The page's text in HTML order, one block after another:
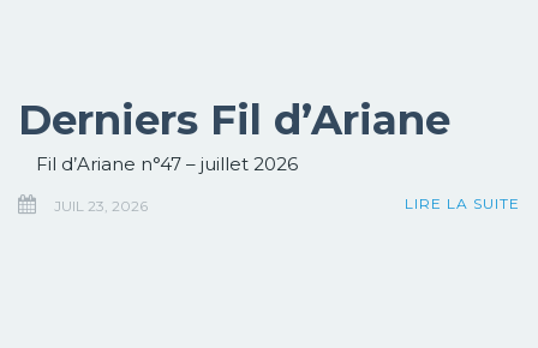
Derniers Fil d’Ariane
Fil d’Ariane n°47 – juillet 2026
LIRE LA SUITE
JUIL 23, 2026